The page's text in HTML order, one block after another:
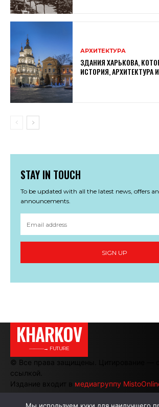
АРХИТЕКТУРА
ЗДАНИЯ ХАРЬКОВА,
ИСТОРИЯ, АРХИТЕКТУРА
STAY IN TOUCH
To be updated with all the latest news, offers
announcements.
SIGN UP
KHARKOV
———→ FUTURE
© Все права защищены. Цитирование — с
ссылкой.
Издание входит в медиагруппу